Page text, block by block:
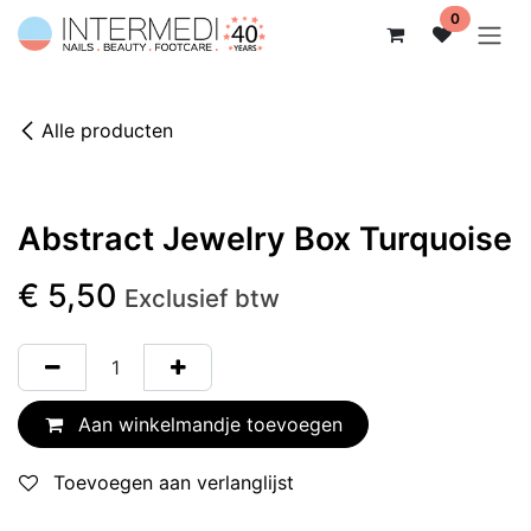
Overslaan naar inhoud 0
Alle producten
Abstract Jewelry Box Turquoise
€ 5,50 Exclusief btw
Aan winkelmandje toevoegen
Toevoegen aan verlanglijst